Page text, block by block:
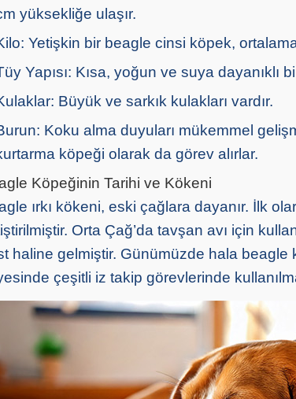
yüksekliğe ulaşır.
Yetişkin bir beagle cinsi köpek,
Yapısı: Kısa, yoğun ve suya dayanıklı
Büyük ve sarkık kulakları vardır.
Koku alma duyuları mükemmel
köpeği olarak da görev alırlar.
Köpeğinin Tarihi ve Kökeni
ırkı kökeni, eski çağlara dayanır. İlk
Orta Çağ’da tavşan avı için
haline gelmiştir. Günümüzde hala beagle
çeşitli iz takip görevlerinde